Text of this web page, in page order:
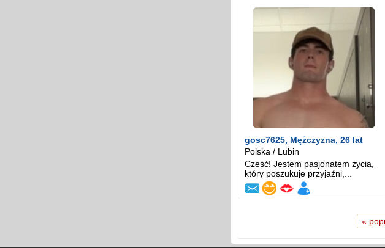
gosc7625, Mężczyzna, 26 lat
Polska / Lubin
Cześć! Jestem pasjonatem życia,
który poszukuje przyjaźni,...
«